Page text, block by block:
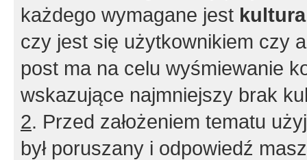
każdego wymagane jest
czy jest się użytkownikiem czy
post ma na celu wyśmiewanie
wskazujące najmniejszy brak
2. Przed założeniem tematu
był poruszany i odpowiedź